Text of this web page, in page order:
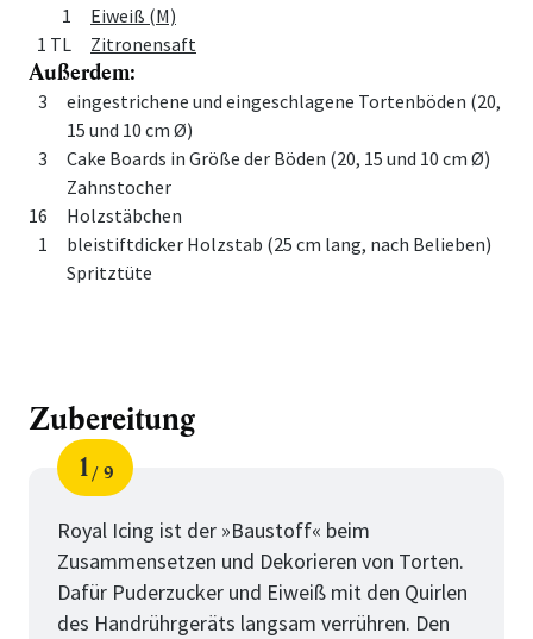
1
Eiweiß (M)
1 TL
Zitronensaft
Außerdem:
MengeZutat
3
eingestrichene und eingeschlagene Tortenböden (20,
15 und 10 cm Ø)
3
Cake Boards in Größe der Böden (20, 15 und 10 cm Ø)
Zahnstocher
16
Holzstäbchen
1
bleistiftdicker Holzstab (25 cm lang, nach Belieben)
Spritztüte
Zubereitung
Schritt
1
von
9
Royal Icing ist der »Baustoff« beim
Zusammensetzen und Dekorieren von Torten.
Dafür Puderzucker und Eiweiß mit den Quirlen
des Handrührgeräts langsam verrühren. Den